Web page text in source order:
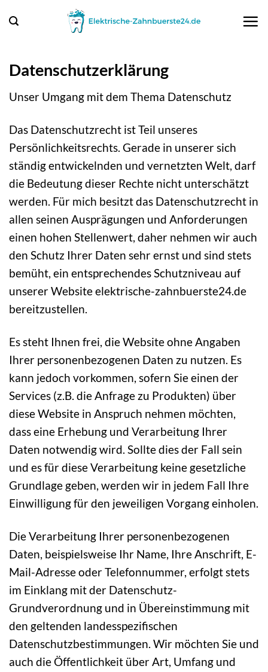
Inhalt
Datenschutzerklärung
Unser Umgang mit dem Thema Datenschutz
Das Datenschutzrecht ist Teil unseres
Persönlichkeitsrechts. Gerade in unserer sich
ständig entwickelnden und vernetzten Welt, darf
die Bedeutung dieser Rechte nicht unterschätzt
werden. Für mich besitzt das Datenschutzrecht in
allen seinen Ausprägungen und Anforderungen
einen hohen Stellenwert, daher nehmen wir auch
den Schutz Ihrer Daten sehr ernst und sind stets
bemüht, ein entsprechendes Schutzniveau auf
unserer Website elektrische-zahnbuerste24.de
bereitzustellen.
Es steht Ihnen frei, die Website ohne Angaben
Ihrer personenbezogenen Daten zu nutzen. Es
kann jedoch vorkommen, sofern Sie einen der
Services (z.B. die Anfrage zu Produkten) über
diese Website in Anspruch nehmen möchten,
dass eine Erhebung und Verarbeitung Ihrer
Daten notwendig wird. Sollte dies der Fall sein
und es für diese Verarbeitung keine gesetzliche
Grundlage geben, werden wir in jedem Fall Ihre
Einwilligung für den jeweiligen Vorgang einholen.
Die Verarbeitung Ihrer personenbezogenen
Daten, beispielsweise Ihr Name, Ihre Anschrift, E-
Mail-Adresse oder Telefonnummer, erfolgt stets
im Einklang mit der Datenschutz-
Grundverordnung und in Übereinstimmung mit
den geltenden landesspezifischen
Datenschutzbestimmungen. Wir möchten Sie und
auch die Öffentlichkeit über Art, Umfang und